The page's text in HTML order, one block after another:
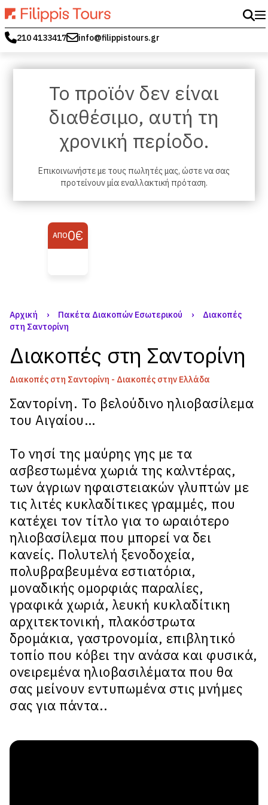
210 4133417 info@filippistours.gr
Το προϊόν δεν είναι
διαθέσιμο, αυτή τη
χρονική περίοδο.
Επικοινωνήστε με τους πωλητές μας, ώστε να σας
προτείνουν μία εναλλακτική πρόταση.
ΑΠΌ0€
Αρχική › Πακέτα Διακοπών Εσωτερικού ›
Διακοπές
στη Σαντορίνη
Διακοπές στη Σαντορίνη
Διακοπές στη Σαντορίνη - Διακοπές στην Ελλάδα
Σαντορίνη. Το βελούδινο ηλιοβασίλεμα
του Αιγαίου…
Το νησί της μαύρης γης με τα
ασβεστωμένα χωριά της καλντέρας,
των άγριων ηφαιστειακών γλυπτών με
τις λιτές κυκλαδίτικες γραμμές, που
κατέχει τον τίτλο για το ωραιότερο
ηλιοβασίλεμα που μπορεί να δει
κανείς. Πολυτελή ξενοδοχεία,
πολυβραβευμένα εστιατόρια,
μοναδικής ομορφιάς παραλίες,
γραφικά χωριά, λευκή κυκλαδίτικη
αρχιτεκτονική, πλακόστρωτα
δρομάκια, γαστρονομία, επιβλητικό
τοπίο που κόβει την ανάσα και φυσικά,
ονειρεμένα ηλιοβασιλέματα που θα
σας μείνουν εντυπωμένα στις μνήμες
σας για πάντα..